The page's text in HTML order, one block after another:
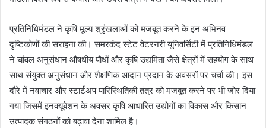
प्रतिनिधिमंडल ने कृषि मूल्य श्रृंखलाओं को मजबूत करने के इन अभिनव
दृष्टिकोणों की सराहना की। समरकंद स्टेट वेटरनरी यूनिवर्सिटी में प्रतिनिधिमंडल
ने चांवल अनुसंधान औषधीय पौधों और कृषि उद्यमिता जैसे क्षेत्रों में सहयोग के साथ
साथ संयुक्त अनुसंधान और शैक्षणिक आदान प्रदान के अवसरों पर चर्चा की। इस
दौरे में नवाचार और स्टार्टअप पारिस्थितिकी तंत्र को मजबूत करने पर भी जोर दिया
गया जिसमें इनक्यूबेशन के अवसर कृषि आधारित उद्योगों का विकास और किसान
उत्पादक संगठनों को बढ़ावा देना शामिल है।